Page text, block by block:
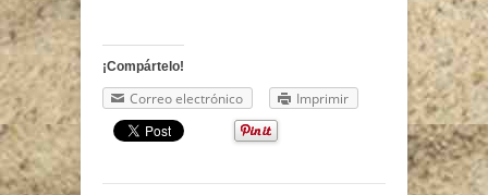
¡Compártelo!
Correo electrónico Imprimir